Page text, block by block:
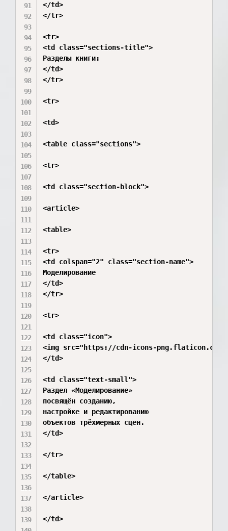
</td>
</tr>
<tr>
<td class="sections-title">
Разделы книги:
</td>
</tr>
<tr>
<td>
<table class="sections">
<tr>
<td class="section-block">
<article>
<table>
<tr>
<td colspan="2" class="section-name">
Моделирование
</td>
</tr>
<tr>
<td class="icon">
<img src="https://cdn-icons-png.flaticon.com/
</td>
<td class="text-small">
Раздел «Моделирование»
посвящён созданию,
настройке и редактированию
объектов трёхмерных сцен.
</td>
</tr>
</table>
</article>
</td>